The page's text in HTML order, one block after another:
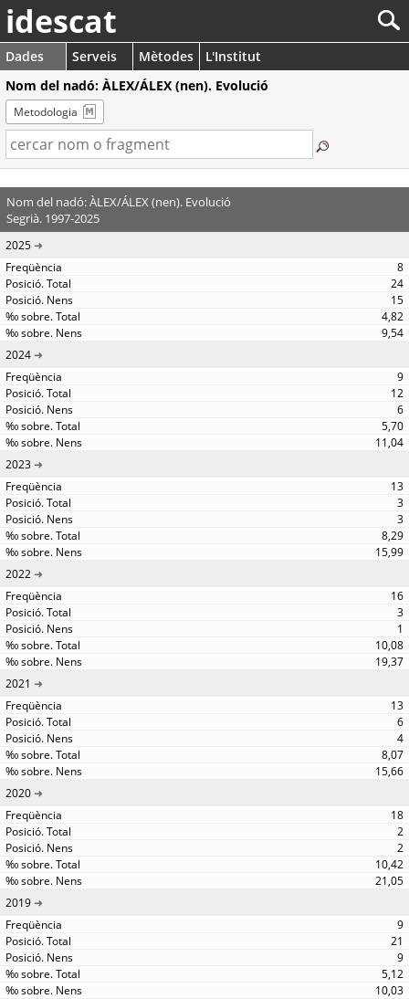
idescat
Dades Serveis Mètodes
L'Institut
Nom del nadó: ÀLEX/ÁLEX (nen). Evolució
Metodologia
Nom del nadó: ÀLEX/ÁLEX (nen). Evolució
Segrià. 1997-2025
2025
8
24
15
4,82
9,54
2024
9
12
6
5,70
11,04
2023
13
3
3
8,29
15,99
2022
16
3
1
10,08
19,37
2021
13
6
4
8,07
15,66
2020
18
2
2
10,42
21,05
2019
9
21
9
5,12
10,03